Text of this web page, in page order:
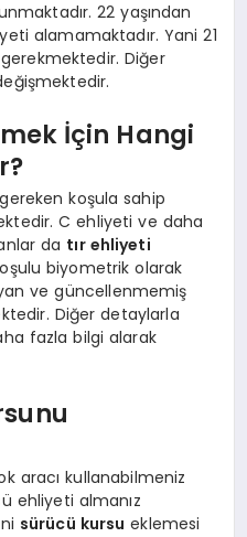
22 yaşından
alamamaktadır. Yani 21
Diğer
İçin Hangi
koşula sahip
C ehliyeti ve daha
da tır ehliyeti
biyometrik olarak
ve güncellenmemiş
Diğer detaylarla
fazla bilgi alarak
aracı kullanabilmeniz
ehliyeti almanız
sürücü kursu eklemesi